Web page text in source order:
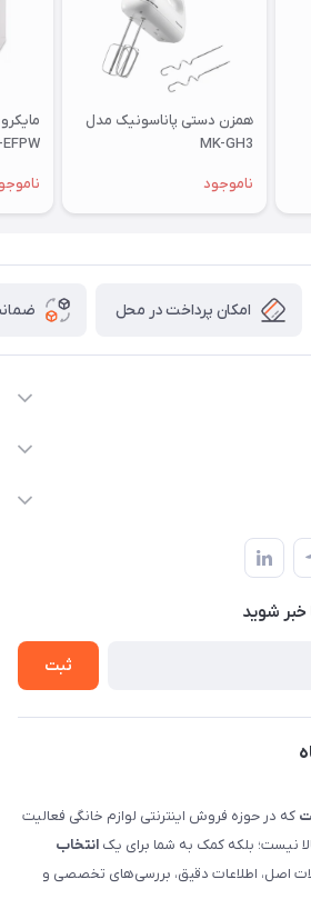
همزن دستی پاناسونیک مدل
MK-GH3
ناموجود
امکان پرداخت در محل
عباسی) - "تحویل حضوری فقط با
خبر شوید
ثبت
که در حوزه فروش اینترنتی لوازم خانگی فعالیت
نیست؛ بلکه کمک به شما برای یک انتخاب
اصل، اطلاعات دقیق، بررسی‌های تخصصی و